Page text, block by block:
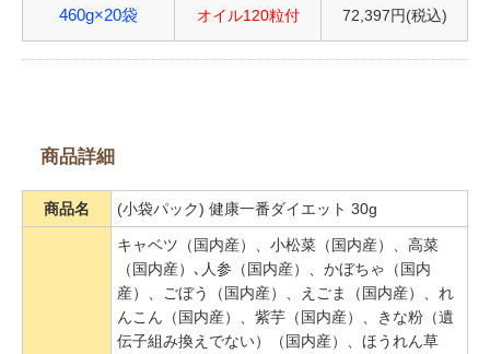
460g×20袋 オイル120粒付 72,397円(税込)
商品詳細
商品名 (小袋パック) 健康一番ダイエット 30g
キャベツ（国内産）、小松菜（国内産）、高菜
（国内産）､人参（国内産）、かぼちゃ（国内
産）、ごぼう（国内産）、えごま（国内産）、れ
んこん（国内産）、紫芋（国内産）、きな粉（遺
伝子組み換えでない）（国内産）、ほうれん草